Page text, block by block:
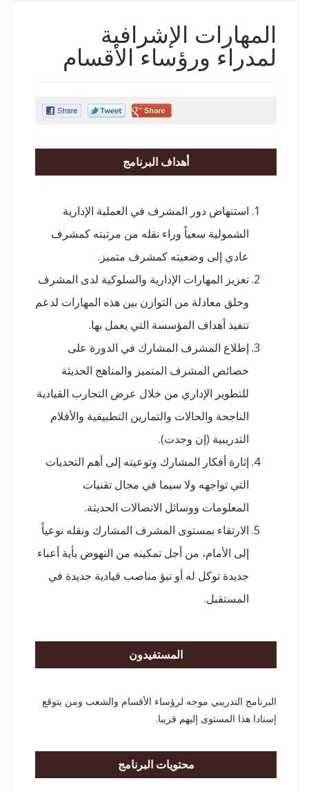
المهارات الإشرافية
لمدراء ورؤساء الأقسام
أهداف البرنامج
استنهاض دور المشرف في العملية الإدارية
الشمولية سعياً وراء نقله من مرتبته كمشرف
عادي إلى وضعيته كمشرف متميز.
تعزيز المهارات الإدارية والسلوكية لدى المشرف
وخلق معادلة من التوازن بين هذه المهارات لدعم
تنفيذ أهداف المؤسسة التي يعمل بها.
إطلاع المشرف المشارك في الدورة على
خصائص المشرف المتميز والمناهج الحديثة
للتطوير الإداري من خلال عرض التجارب القيادية
الناجحة والحالات والتمارين التطبيقية والأفلام
التدريبية (إن وجدت).
إثارة أفكار المشارك وتوعيته إلى أهم التحديات
التي تواجهه ولا سيما في مجال تقنيات
المعلومات ووسائل الاتصالات الحديثة.
الارتقاء بمستوى المشرف المشارك ونقله نوعياً
إلى الأمام، من أجل تمكينه من النهوض بأية أعباء
جديدة توكل له أو تبؤ مناصب قيادية جديدة في
المستقبل.
المستفيدون
البرنامج التدريبي موجه لرؤساء الأقسام والشعب ومن يتوقع
إسنادا هذا المستوى إليهم قريبا.
محتويات البرنامج